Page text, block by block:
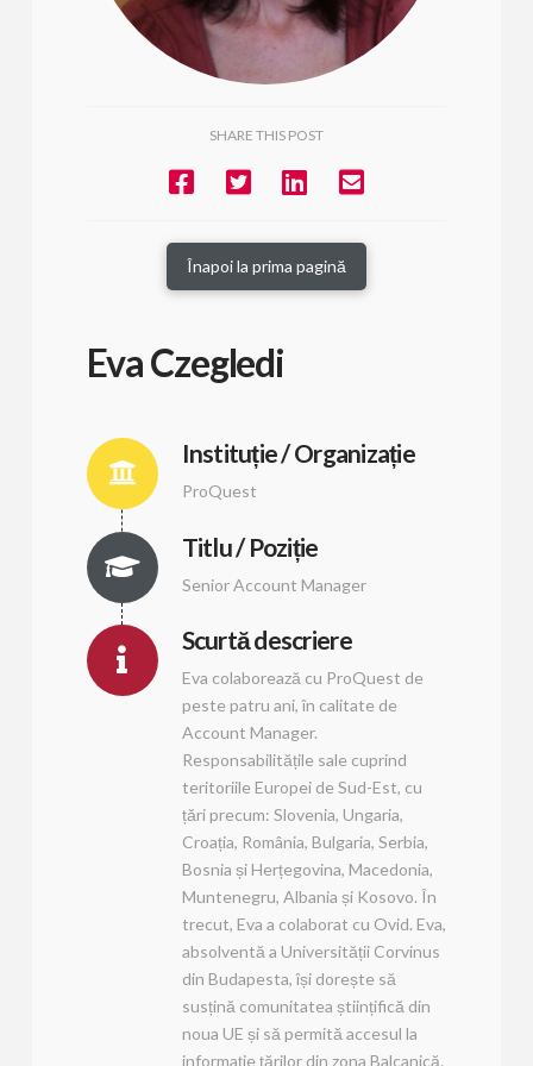
SHARE THIS POST
Înapoi la prima pagină
Eva Czegledi
Instituție / Organizație
ProQuest
Titlu / Poziție
Senior Account Manager
Scurtă descriere
Eva colaborează cu ProQuest de
peste patru ani, în calitate de
Account Manager.
Responsabilitățile sale cuprind
teritoriile Europei de Sud-Est, cu
țări precum: Slovenia, Ungaria,
Croația, România, Bulgaria, Serbia,
Bosnia și Herțegovina, Macedonia,
Muntenegru, Albania și Kosovo. În
trecut, Eva a colaborat cu Ovid. Eva,
absolventă a Universității Corvinus
din Budapesta, își dorește să
susțină comunitatea științifică din
noua UE și să permită accesul la
informație țărilor din zona Balcanică.